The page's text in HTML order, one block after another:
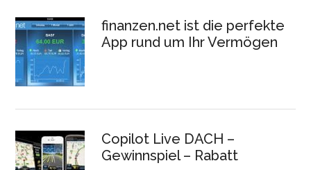
finanzen.net ist die perfekte
App rund um Ihr Vermögen
Copilot Live DACH –
Gewinnspiel – Rabatt